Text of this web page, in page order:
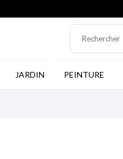
JARDIN PEINTURE